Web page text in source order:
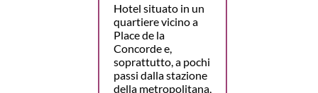
Hotel situato in un
quartiere vicino a
Place de la
Concorde e,
soprattutto, a pochi
passi dalla stazione
della metropolitana,